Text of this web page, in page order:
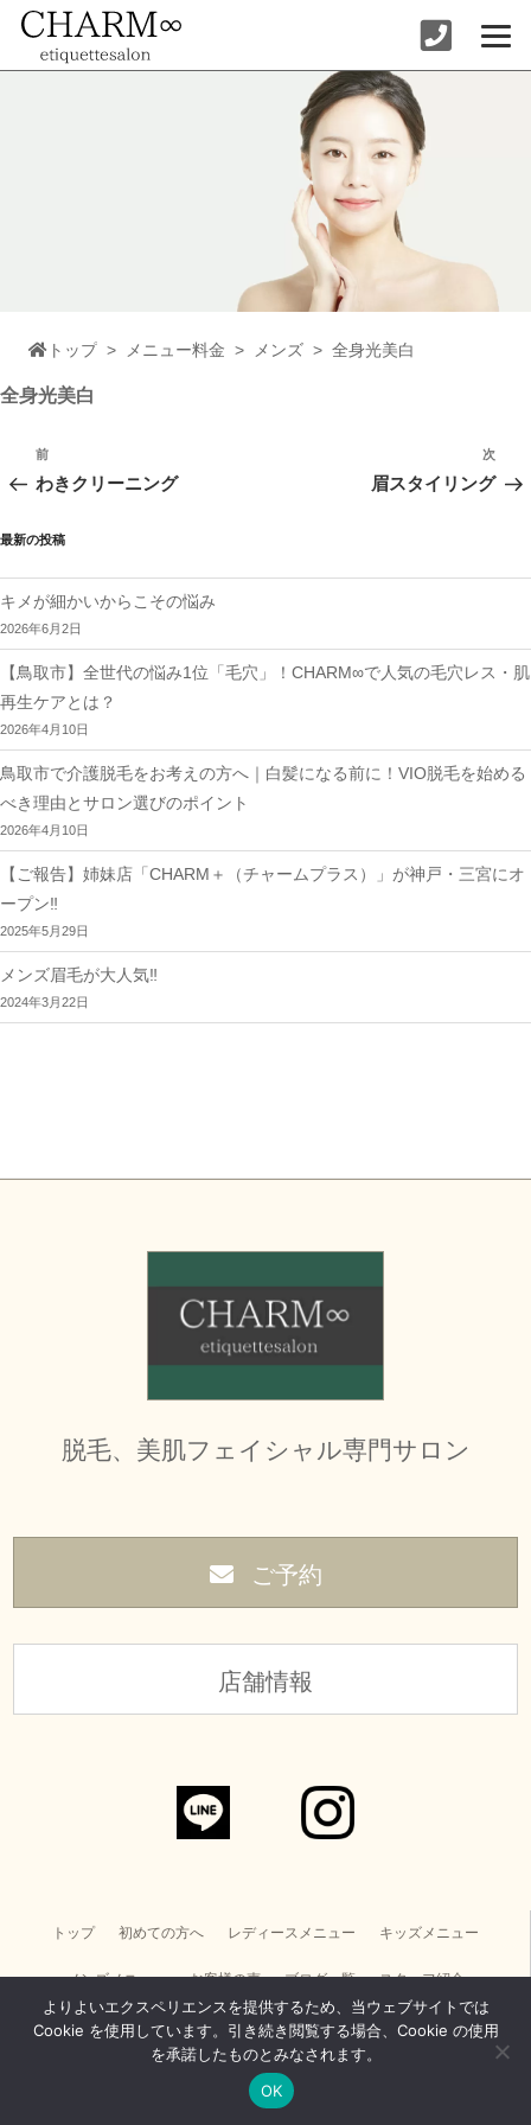
トップ > メニュー料金 > メンズ > 全身光美白
全身光美白
稿
ナ
ビ
ー
シ
前
の
投
前
わきクリーニング
次
の
次
眉スタイリング
最新の投稿
キメが細かいからこその悩み
2026年6月2日
【鳥取市】全世代の悩み1位「毛穴」！CHARM∞で人気の毛穴レス・肌
再生ケアとは？
2026年4月10日
鳥取市で介護脱毛をお考えの方へ｜白髪になる前に！VIO脱毛を始める
べき理由とサロン選びのポイント
2026年4月10日
【ご報告】姉妹店「CHARM＋（チャームプラス）」が神戸・三宮にオ
ープン‼︎
2025年5月29日
メンズ眉毛が大人気‼︎
2024年3月22日
脱毛、美肌フェイシャル専門サロン
ご予約
店舗情報
トップ 初めての方へ レディースメニュー キッズメニュー
メンズメニュー お客様の声 ブログ一覧 スタッフ紹介
店舗情報・お問い合わせ 美容電気脱毛スクール
求人情報
Copyright © CHARM. All Rights Reserved
よりよいエクスペリエンスを提供するため、当ウェブサイトでは
Cookie を使用しています。引き続き閲覧する場合、Cookie の使用
を承諾したものとみなされます。
OK